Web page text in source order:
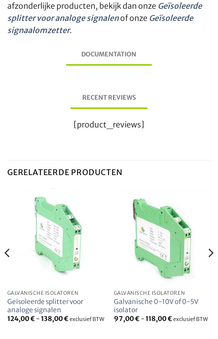
afzonderlijke producten, bekijk dan onze Geïsoleerde
splitter voor analoge signalenof onze Geïsoleerde
signaalomzetter.
DOCUMENTATION
RECENT REVIEWS
[product_reviews]
GERELATEERDE PRODUCTEN
GALVANISCHE ISOLATOREN
Geïsoleerde splitter voor
analoge signalen
124,00€ -138,00€ exclusief BTW
GALVANISCHE ISOLATOREN
Galvanische 0-10V of 0-5V
isolator
97,00€ -118,00€ exclusief BTW